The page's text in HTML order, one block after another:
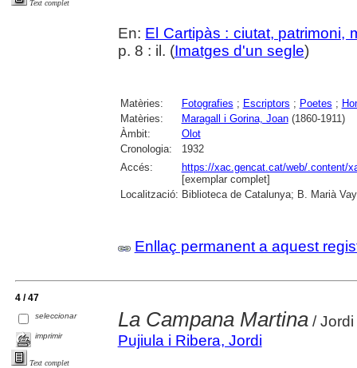
Text complet
En: El Cartipàs : ciutat, patrimoni,
p. 8 : il. (Imatges d'un segle)
Matèries: Fotografies ; Escriptors ; Poetes ;
Matèries:
Maragall i Gorina, Joan(1860-1911)
Àmbit:
Olot
Cronologia:
1932
Accés:
https://xac.gencat.cat/web/.content/
[exemplar complet]
Localització: Biblioteca de Catalunya; B. Marià
Enllaç permanent a aquest
4 / 47
seleccionar
imprimir
Text complet
La Campana Martina/ Jordi
Pujiula i Ribera, Jordi